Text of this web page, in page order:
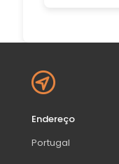
Endereço
Portugal